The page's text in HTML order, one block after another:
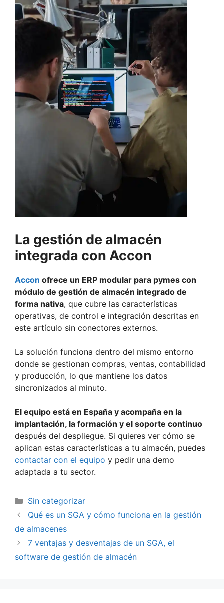
La gestión de almacén
integrada con Accon
Accon ofrece un ERP modular para pymes con
módulo de gestión de almacén integrado de
forma nativa, que cubre las características
operativas, de control e integración descritas en
este artículo sin conectores externos.
La solución funciona dentro del mismo entorno
donde se gestionan compras, ventas, contabilidad
y producción, lo que mantiene los datos
sincronizados al minuto.
El equipo está en España y acompaña en la
implantación, la formación y el soporte continuo
después del despliegue. Si quieres ver cómo se
aplican estas características a tu almacén, puedes
contactar con el equipo y pedir una demo
adaptada a tu sector.
Sin categorizar
Qué es un SGA y cómo funciona en la gestión
de almacenes
7 ventajas y desventajas de un SGA, el
software de gestión de almacén